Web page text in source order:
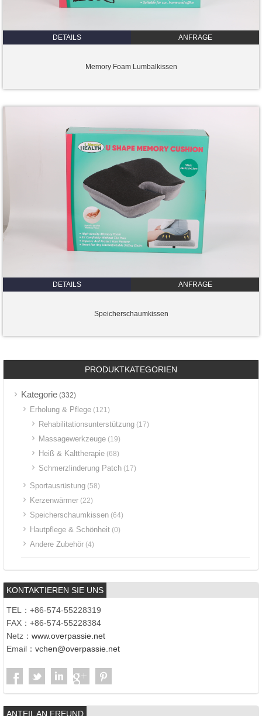
DETAILS ANFRAGE
Memory Foam Lumbalkissen
DETAILS ANFRAGE
Speicherschaumkissen
PRODUKTKATEGORIEN
Kategorie (332)
Erholung & Pflege (121)
Rehabilitationsunterstützung (17)
Massagewerkzeuge (19)
Heiß & Kalttherapie (68)
Schmerzlinderung Patch (17)
Sportausrüstung (58)
Kerzenwärmer (22)
Speicherschaumkissen (64)
Hautpflege & Schönheit (0)
Andere Zubehör (4)
KONTAKTIEREN SIE UNS
TEL：+86-574-55228319
FAX：+86-574-55228384
Netz： www.overpassie.net
Email： vchen@overpassie.net
ANTEIL AN FREUND